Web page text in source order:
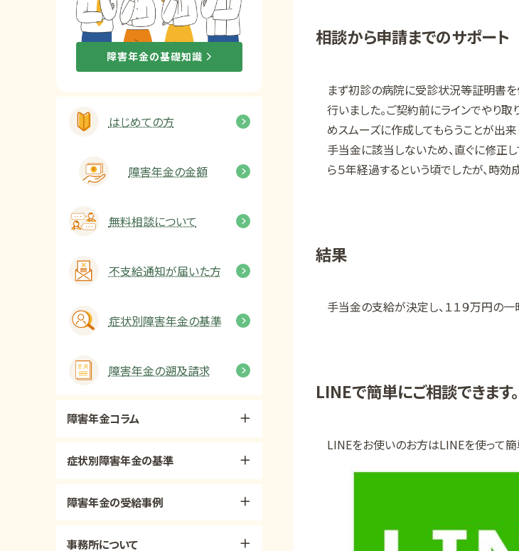
お電話でのお問い合わせ
089-907-3797
相談から申請までのサポート
まず初診の病院に受診状況等証明書
行いました。ご契約前にラインでやり
めスムーズに作成してもらうことが出
手当金に該当しないため、直ぐに修正
ら５年経過するという頃でしたが、時
結果
手当金の支給が決定し、１１９万円の
LINEで簡単にご相談できます。
LINEをお使いのお方はLINEを使って簡
障害年金の基礎知識
はじめての方
障害年金の金額
無料相談について
不支給通知が届いた方
症状別障害年金の基準
障害年金の遡及請求
障害年金コラム
症状別障害年金の基準
障害年金の受給事例
事務所について